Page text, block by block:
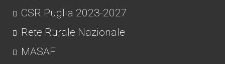
CSR Puglia 2023-2027
Rete Rurale Nazionale
MASAF